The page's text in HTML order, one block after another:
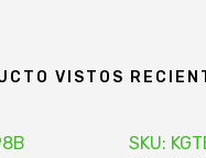
VISTOS
SKU: